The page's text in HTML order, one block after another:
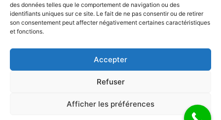
des données telles que le comportement de navigation ou des
identifiants uniques sur ce site. Le fait de ne pas consentir ou de retirer
son consentement peut affecter négativement certaines caractéristiques
et fonctions.
Accepter
Refuser
Afficher les préférences
MENTIONS
Pour nous joindre